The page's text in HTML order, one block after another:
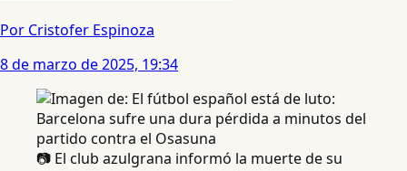
Por Cristofer Espinoza
8 de marzo de 2025, 19:34
📷 El club azulgrana informó la muerte de su